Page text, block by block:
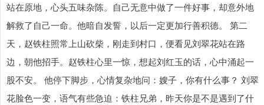
站在原地，心头五味杂陈。自己无意中做了一件好事，却意外地
解救了自己一命。他暗自发誓，以后一定更加行善积德。 第二
天，赵铁柱照常上山砍柴，刚走到村口，便看见刘翠花站在路
边，朝他招手。赵铁柱心里一惊，想起刘红玉的话，心中涌起一
股不安。 他停下脚步，心情复杂地问：嫂子，你有什么事？ 刘翠
花脸色一变，语气有些急迫：铁柱兄弟，昨天你是不是遇到了什